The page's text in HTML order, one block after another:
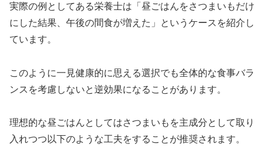
実際の例としてある栄養士は「昼ごはんをさつまいもだけ
にした結果、午後の間食が増えた」というケースを紹介し
ています。
このように一見健康的に思える選択でも全体的な食事バラ
ンスを考慮しないと逆効果になることがあります。
理想的な昼ごはんとしてはさつまいもを主成分として取り
入れつつ以下のような工夫をすることが推奨されます。